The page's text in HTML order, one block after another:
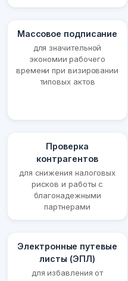
Массовое подписание
для значительной
экономии рабочего
времени при визировании
типовых актов
Проверка
контрагентов
для снижения налоговых
рисков и работы с
благонадежными
партнерами
Электронные путевые
листы (ЭПЛ)
для избавления от